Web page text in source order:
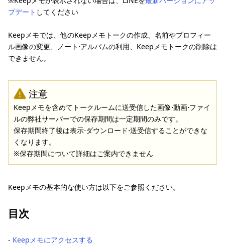
プデート してください
Keepメモでは、他のKeepメモトークの作成、名前やプロフィー
ル画像の変更、ノート⋅アルバムの利用、Keepメモトークの削除は
できません。
注意
Keepメモを含めてトークルームに送受信した画像⋅動画⋅ファイ
ルの弊社サーバーでの保存期間は一定期間のみです。
保存期間終了後は表示⋅ダウンロード⋅送受信することができな
くなります。
※保存期間について詳細はご案内できません
Keepメモの基本的な使い方は以下をご参照ください。
目次
‐ Keepメモにアクセスする